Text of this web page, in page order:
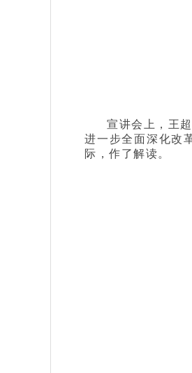
宣讲会上，王
进一步全面深化改
际，作了解读。